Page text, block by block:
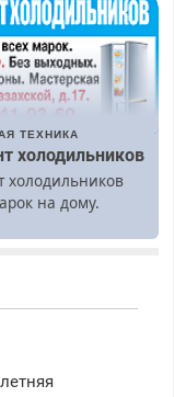
ТЕХНИКА
холодильников
холодильников
на дому.